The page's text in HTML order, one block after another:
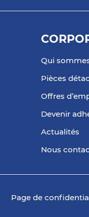
Qui
Pièces
Offres
Devenir
Actualités
Nous
Page de